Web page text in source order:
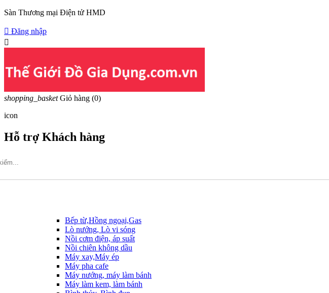
Sàn Thương mại Điện tử HMD
 Đăng nhập

shopping_basket Giỏ hàng (0)
icon
Hỗ trợ Khách hàng
Hotline: 09317.456.44
Bếp từ,Hồng ngoại,Gas
Lò nướng, Lò vi sóng
Nồi cơm điện, áp suất
Nồi chiên không dầu
Máy xay,Máy ép
Máy pha cafe
Máy nướng, máy làm bánh
Máy làm kem, làm bánh